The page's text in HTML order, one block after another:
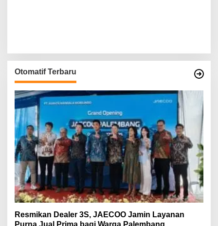
Otomatif Terbaru
Resmikan Dealer 3S, JAECOO Jamin Layanan
Purna Jual Prima bagi Warga Palembang